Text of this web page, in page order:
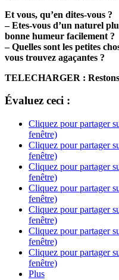
Et vous, qu’en dites-vous ?
– Etes-vous d’un naturel
bonne humeur facilement ?
– Quelles sont les petites
vous trouvez agaçantes ?
TELECHARGER :
Évaluez ceci :
Cliquez pour partager
fenêtre)
Cliquez pour partager
fenêtre)
Cliquez pour partager
fenêtre)
Cliquez pour partager
fenêtre)
Cliquez pour partager
fenêtre)
Cliquez pour partager
fenêtre)
Cliquez pour partager
fenêtre)
Plus